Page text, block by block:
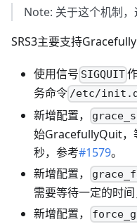
Note: 关于这个机制，
SRS3主要支持
使用信号 SIGQUIT
务命令 /etc/
新增配置，
始GracefullyQuit，
秒，参考#1579。
新增配置，
需要等待一定的时
新增配置，